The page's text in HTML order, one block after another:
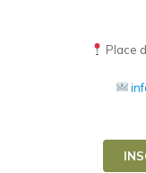
Place